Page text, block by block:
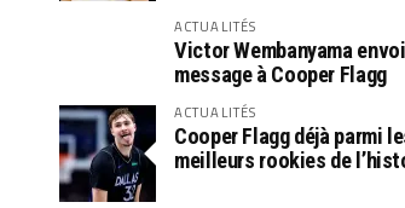
ACTUALITÉS
Victor Wembanyama
message à Cooper Flagg
ACTUALITÉS
Cooper Flagg déjà parmi
meilleurs rookies de